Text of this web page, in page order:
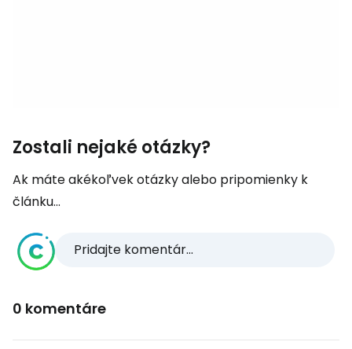
Zostali nejaké otázky?
Ak máte akékoľvek otázky alebo pripomienky k
článku...
Pridajte komentár...
0 komentáre